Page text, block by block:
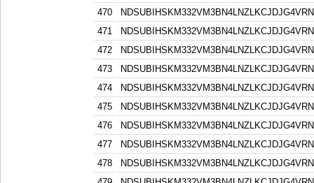
470
471
472
473
474
475
476
477
478